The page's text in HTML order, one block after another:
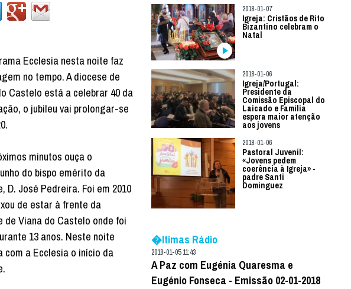
Ecclesia nesta noite faz
no tempo. A diocese de
Castelo está a celebrar 40 da
o jubileu vai prolongar-se
minutos ouça o
do bispo emérito da
D. José Pedreira. Foi em 2010
de estar à frente da
de Viana do Castelo onde foi
13 anos. Neste noite
com a Ecclesia o início da
2018-01-07
Igreja: Cristãos de Rito
Bizantino celebram o
Natal
2018-01-06
Igreja/Portugal:
Presidente da
Comissão Episcopal do
Laicado e Família
espera maior atenção
aos jovens
2018-01-06
Pastoral Juvenil:
«Jovens pedem
coerência à Igreja» -
padre Santi
Dominguez
�ltimas Rádio
2018-01-05 11:43
A Paz com Eugénia Quaresma e
Eugénio Fonseca - Emissão 02-01-2018